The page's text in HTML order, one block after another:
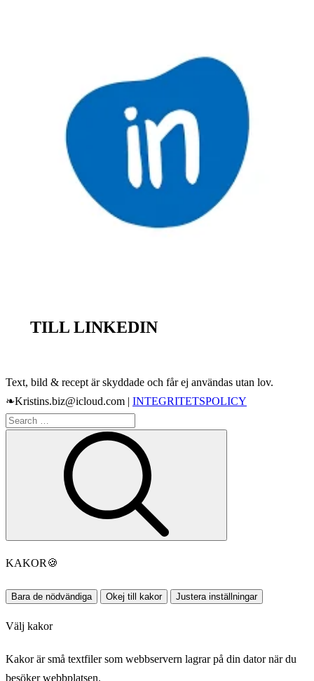
TILL LINKEDIN
Text, bild & recept är skyddade och får ej användas utan lov.
❧Kristins.biz@icloud.com | INTEGRITETSPOLICY
Search
KAKOR 🍪
Bara de nödvändiga Okej till kakor Justera inställningar
Välj kakor
Kakor är små textfiler som webbservern lagrar på din dator när du
besöker webbplatsen.